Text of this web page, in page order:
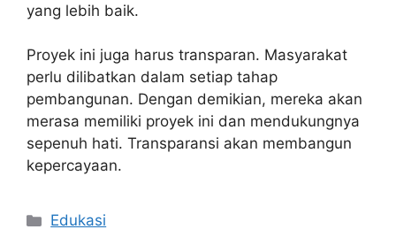
yang lebih baik.
Proyek ini juga harus transparan. Masyarakat
perlu dilibatkan dalam setiap tahap
pembangunan. Dengan demikian, mereka akan
merasa memiliki proyek ini dan mendukungnya
sepenuh hati. Transparansi akan membangun
kepercayaan.
Kategori
Edukasi